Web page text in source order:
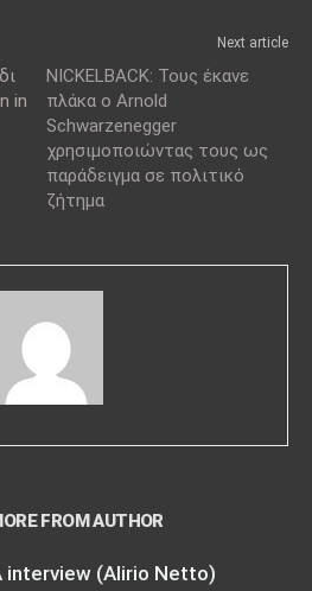
in
Next article
NICKELBACK: Τους έκανε
πλάκα ο Arnold
Schwarzenegger
χρησιμοποιώντας τους ως
παράδειγμα σε πολιτικό
ζήτημα
FROM AUTHOR
interview (Alirio Netto)